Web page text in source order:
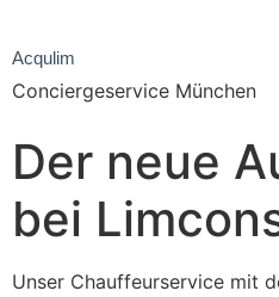
Acqulim
Conciergeservice München
Der neue
bei
Unser Chauffeurservice mit